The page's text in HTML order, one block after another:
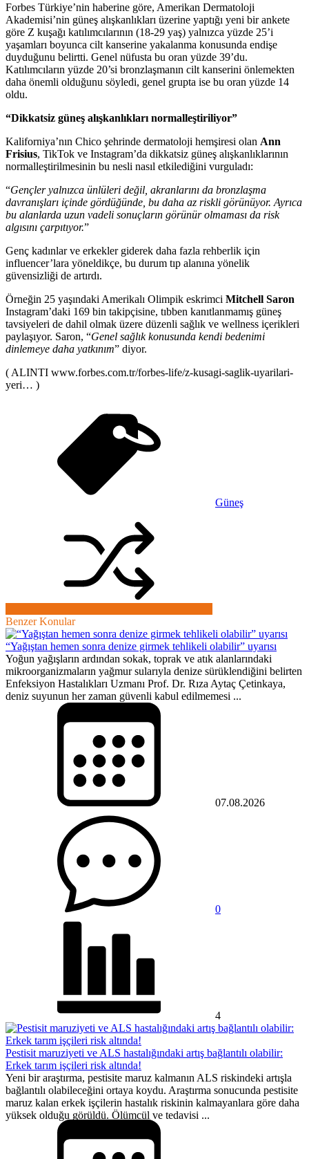
Forbes Türkiye’nin haberine göre, Amerikan Dermatoloji
Akademisi’nin güneş alışkanlıkları üzerine yaptığı yeni bir ankete
göre Z kuşağı katılımcılarının (18-29 yaş) yalnızca yüzde 25’i
yaşamları boyunca cilt kanserine yakalanma konusunda endişe
duyduğunu belirtti. Genel nüfusta bu oran yüzde 39’du.
Katılımcıların yüzde 20’si bronzlaşmanın cilt kanserini önlemekten
daha önemli olduğunu söyledi, genel grupta ise bu oran yüzde 14
oldu.
“Dikkatsiz güneş alışkanlıkları normalleştiriliyor”
Kaliforniya’nın Chico şehrinde dermatoloji hemşiresi olan Ann
Frisius, TikTok ve Instagram’da dikkatsiz güneş alışkanlıklarının
normalleştirilmesinin bu nesli nasıl etkilediğini vurguladı:
“Gençler yalnızca ünlüleri değil, akranlarını da bronzlaşma
davranışları içinde gördüğünde, bu daha az riskli görünüyor. Ayrıca
bu alanlarda uzun vadeli sonuçların görünür olmaması da risk
algısını çarpıtıyor.”
Genç kadınlar ve erkekler giderek daha fazla rehberlik için
influencer’lara yöneldikçe, bu durum tıp alanına yönelik
güvensizliği de artırdı.
Örneğin 25 yaşındaki Amerikalı Olimpik eskrimci Mitchell Saron
Instagram’daki 169 bin takipçisine, tıbben kanıtlanmamış güneş
tavsiyeleri de dahil olmak üzere düzenli sağlık ve wellness içerikleri
paylaşıyor. Saron, “Genel sağlık konusunda kendi bedenimi
dinlemeye daha yatkınım” diyor.
( ALINTI www.forbes.com.tr/forbes-life/z-kusagi-saglik-uyarilari-
yeri… )
Güneş
Benzer Konular
“Yağıştan hemen sonra denize girmek tehlikeli olabilir” uyarısı
Yoğun yağışların ardından sokak, toprak ve atık alanlarındaki
mikroorganizmaların yağmur sularıyla denize sürüklendiğini belirten
Enfeksiyon Hastalıkları Uzmanı Prof. Dr. Rıza Aytaç Çetinkaya,
deniz suyunun her zaman güvenli kabul edilmemesi ...
07.08.2026
0
4
Pestisit maruziyeti ve ALS hastalığındaki artış bağlantılı olabilir:
Erkek tarım işçileri risk altında!
Yeni bir araştırma, pestisite maruz kalmanın ALS riskindeki artışla
bağlantılı olabileceğini ortaya koydu. Araştırma sonucunda pestisite
maruz kalan erkek işçilerin hastalık riskinin kalmayanlara göre daha
yüksek olduğu görüldü. Ölümcül ve tedavisi ...